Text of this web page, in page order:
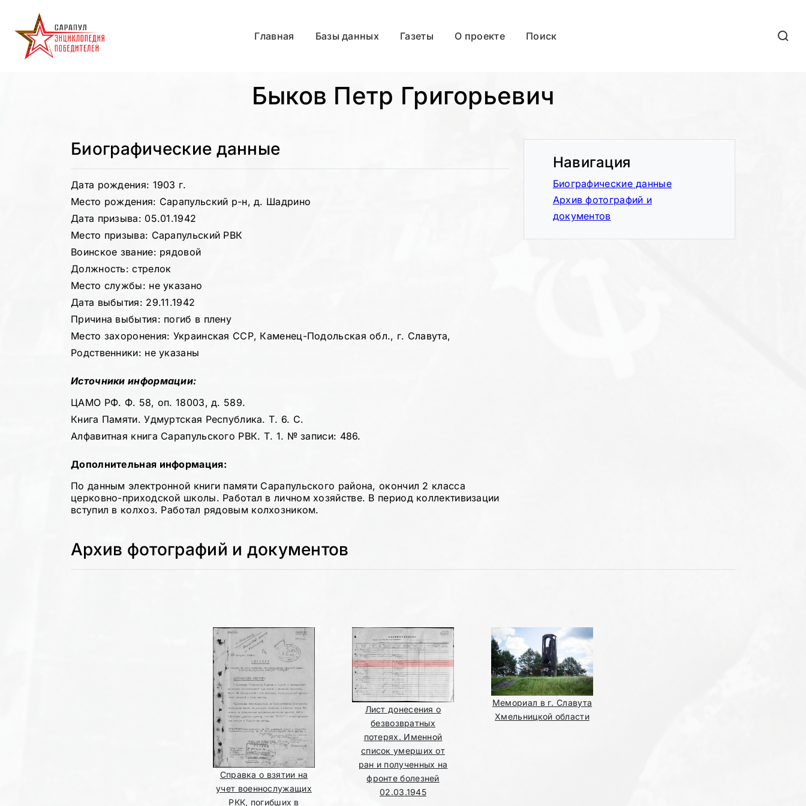
Главная Базы данных Газеты О проекте Поиск
Быков Петр Григорьевич
Биографические данные
Дата рождения: 1903 г.
Место рождения: Сарапульский р-н, д. Шадрино
Дата призыва: 05.01.1942
Место призыва: Сарапульский РВК
Воинское звание: рядовой
Должность: стрелок
Место службы: не указано
Дата выбытия: 29.11.1942
Причина выбытия: погиб в плену
Место захоронения: Украинская ССР, Каменец-Подольская обл., г. Славута,
Родственники: не указаны
Источники информации:
ЦАМО РФ. Ф. 58, оп. 18003, д. 589.
Книга Памяти. Удмуртская Республика. Т. 6. С.
Алфавитная книга Сарапульского РВК. Т. 1. № записи: 486.
Дополнительная информация:
По данным электронной книги памяти Сарапульского района, окончил 2 класса
церковно-приходской школы. Работал в личном хозяйстве. В период коллективизации
вступил в колхоз. Работал рядовым колхозником.
Навигация
Биографические данные
Архив фотографий и
документов
Архив фотографий и документов
Справка о взятии на
учет военнослужащих
РКК, погибших в
Лист донесения о
безвозвратных
потерях. Именной
список умерших от
ран и полученных на
фронте болезней
02.03.1945
Мемориал в г. Славута
Хмельницкой области